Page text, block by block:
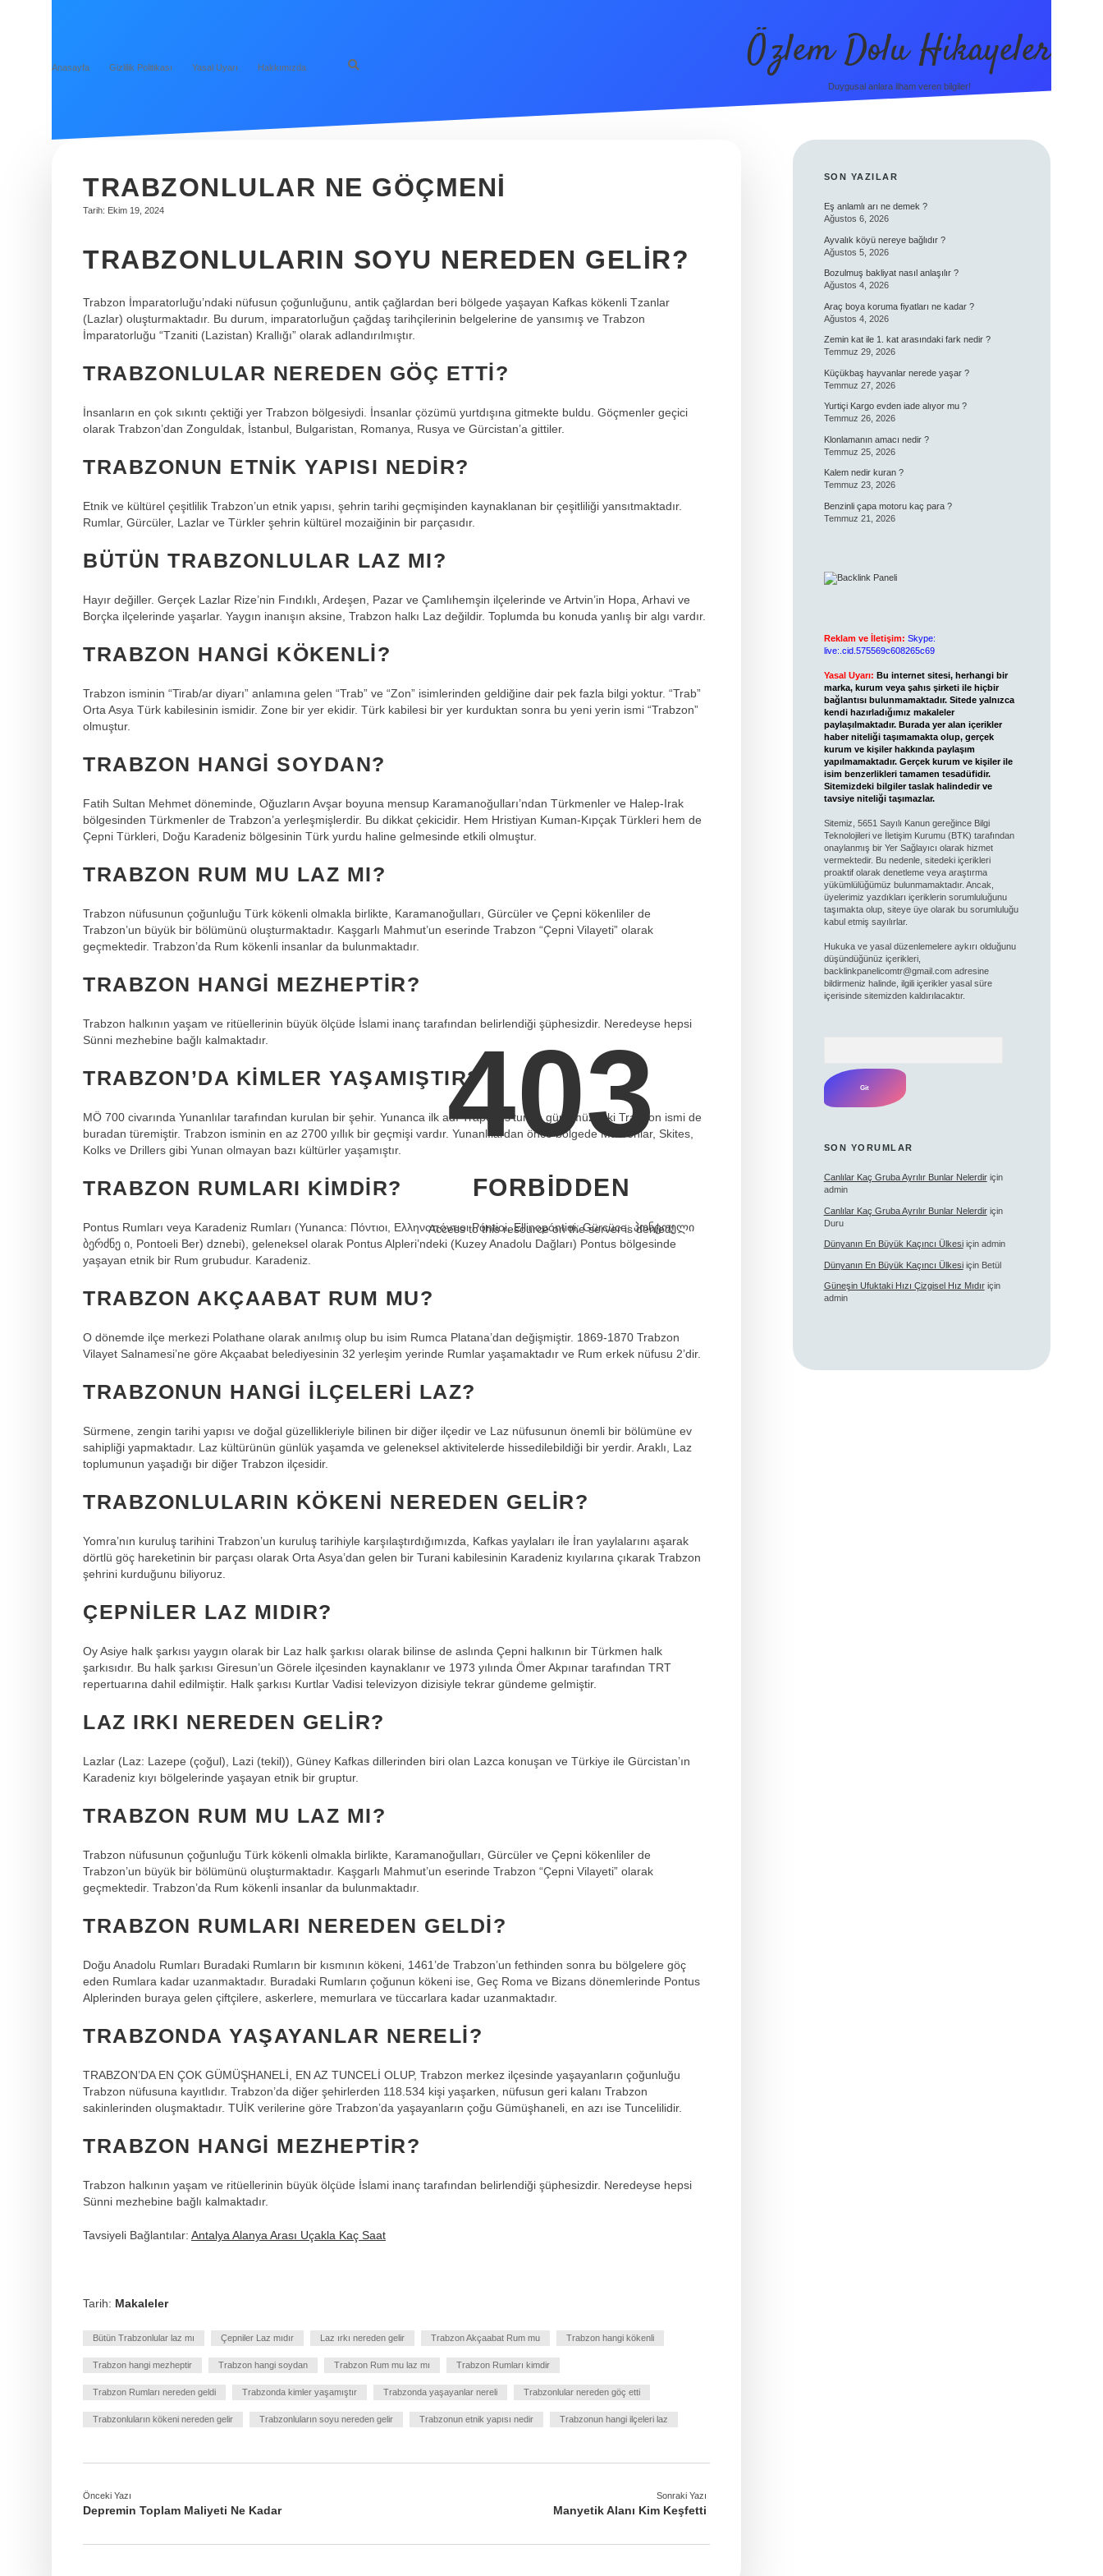
Anasayfa Gizlilik Politikası Yasal Uyarı Hakkımızda Özlem Dolu Hikayeler
Duygusal anlara ilham veren bilgiler!
TRABZONLULAR NE GÖÇMENI
Tarih: Ekim 19, 2024
TRABZONLULARIN SOYU NEREDEN GELIR?
Trabzon İmparatorluğu’ndaki nüfusun çoğunluğunu, antik çağlardan beri bölgede yaşayan Kafkas kökenli Tzanlar
(Lazlar) oluşturmaktadır. Bu durum, imparatorluğun çağdaş tarihçilerinin belgelerine de yansımış ve Trabzon
İmparatorluğu “Tzaniti (Lazistan) Krallığı” olarak adlandırılmıştır.
TRABZONLULAR NEREDEN GÖÇ ETTI?
İnsanların en çok sıkıntı çektiği yer Trabzon bölgesiydi. İnsanlar çözümü yurtdışına gitmekte buldu. Göçmenler geçici
olarak Trabzon’dan Zonguldak, İstanbul, Bulgaristan, Romanya, Rusya ve Gürcistan’a gittiler.
TRABZONUN ETNIK YAPISI NEDIR?
Etnik ve kültürel çeşitlilik Trabzon’un etnik yapısı, şehrin tarihi geçmişinden kaynaklanan bir çeşitliliği yansıtmaktadır.
Rumlar, Gürcüler, Lazlar ve Türkler şehrin kültürel mozaiğinin bir parçasıdır.
BÜTÜN TRABZONLULAR LAZ MI?
Hayır değiller. Gerçek Lazlar Rize’nin Fındıklı, Ardeşen, Pazar ve Çamlıhemşin ilçelerinde ve Artvin’in Hopa, Arhavi ve
Borçka ilçelerinde yaşarlar. Yaygın inanışın aksine, Trabzon halkı Laz değildir. Toplumda bu konuda yanlış bir algı vardır.
TRABZON HANGI KÖKENLI?
Trabzon isminin “Tirab/ar diyarı” anlamına gelen “Trab” ve “Zon” isimlerinden geldiğine dair pek fazla bilgi yoktur. “Trab”
Orta Asya Türk kabilesinin ismidir. Zone bir yer ekidir. Türk kabilesi bir yer kurduktan sonra bu yeni yerin ismi “Trabzon”
olmuştur.
TRABZON HANGI SOYDAN?
Fatih Sultan Mehmet döneminde, Oğuzların Avşar boyuna mensup Karamanoğulları’ndan Türkmenler ve Halep-Irak
bölgesinden Türkmenler de Trabzon’a yerleşmişlerdir. Bu dikkat çekicidir. Hem Hristiyan Kuman-Kıpçak Türkleri hem de
Çepni Türkleri, Doğu Karadeniz bölgesinin Türk yurdu haline gelmesinde etkili olmuştur.
TRABZON RUM MU LAZ MI?
Trabzon nüfusunun çoğunluğu Türk kökenli olmakla birlikte, Karamanoğulları, Gürcüler ve Çepni kökenliler de
Trabzon’un büyük bir bölümünü oluşturmaktadır. Kaşgarlı Mahmut’un eserinde Trabzon “Çepni Vilayeti” olarak
geçmektedir. Trabzon’da Rum kökenli insanlar da bulunmaktadır.
TRABZON HANGI MEZHEPTIR?
Trabzon halkının yaşam ve ritüellerinin büyük ölçüde İslami inanç tarafından belirlendiği şüphesizdir. Neredeyse hepsi
Sünni mezhebine bağlı kalmaktadır.
TRABZON’DA KIMLER YAŞAMIŞTIR?
MÖ 700 civarında Yunanlılar tarafından kurulan bir şehir. Yunanca ilk adı Trapezus’tur ve günümüzdeki Trabzon ismi de
buradan türemiştir. Trabzon isminin en az 2700 yıllık bir geçmişi vardır. Yunanlılardan önce bölgede Macronlar, Skites,
Kolks ve Drillers gibi Yunan olmayan bazı kültürler yaşamıştır.
TRABZON RUMLARI KIMDIR?
Pontus Rumları veya Karadeniz Rumları (Yunanca: Πόντιοι, Ελληνοπόντιοι Póntioi, Ellinopóntioi; Gürcüce: პონტოელი
ბერძნე ი, Pontoeli Ber) dznebi), geleneksel olarak Pontus Alpleri’ndeki (Kuzey Anadolu Dağları) Pontus bölgesinde
yaşayan etnik bir Rum grubudur. Karadeniz.
TRABZON AKÇAABAT RUM MU?
O dönemde ilçe merkezi Polathane olarak anılmış olup bu isim Rumca Platana’dan değişmiştir. 1869-1870 Trabzon
Vilayet Salnamesi’ne göre Akçaabat belediyesinin 32 yerleşim yerinde Rumlar yaşamaktadır ve Rum erkek nüfusu 2’dir.
TRABZONUN HANGI ILÇELERI LAZ?
Sürmene, zengin tarihi yapısı ve doğal güzellikleriyle bilinen bir diğer ilçedir ve Laz nüfusunun önemli bir bölümüne ev
sahipliği yapmaktadır. Laz kültürünün günlük yaşamda ve geleneksel aktivitelerde hissedilebildiği bir yerdir. Araklı, Laz
toplumunun yaşadığı bir diğer Trabzon ilçesidir.
TRABZONLULARIN KÖKENI NEREDEN GELIR?
Yomra’nın kuruluş tarihini Trabzon’un kuruluş tarihiyle karşılaştırdığımızda, Kafkas yaylaları ile İran yaylalarını aşarak
dörtlü göç hareketinin bir parçası olarak Orta Asya’dan gelen bir Turani kabilesinin Karadeniz kıyılarına çıkarak Trabzon
şehrini kurduğunu biliyoruz.
ÇEPNILER LAZ MIDIR?
Oy Asiye halk şarkısı yaygın olarak bir Laz halk şarkısı olarak bilinse de aslında Çepni halkının bir Türkmen halk
şarkısıdır. Bu halk şarkısı Giresun’un Görele ilçesinden kaynaklanır ve 1973 yılında Ömer Akpınar tarafından TRT
repertuarına dahil edilmiştir. Halk şarkısı Kurtlar Vadisi televizyon dizisiyle tekrar gündeme gelmiştir.
LAZ IRKI NEREDEN GELIR?
Lazlar (Laz: Lazepe (çoğul), Lazi (tekil)), Güney Kafkas dillerinden biri olan Lazca konuşan ve Türkiye ile Gürcistan’ın
Karadeniz kıyı bölgelerinde yaşayan etnik bir gruptur.
TRABZON RUM MU LAZ MI?
Trabzon nüfusunun çoğunluğu Türk kökenli olmakla birlikte, Karamanoğulları, Gürcüler ve Çepni kökenliler de
Trabzon’un büyük bir bölümünü oluşturmaktadır. Kaşgarlı Mahmut’un eserinde Trabzon “Çepni Vilayeti” olarak
geçmektedir. Trabzon’da Rum kökenli insanlar da bulunmaktadır.
TRABZON RUMLARI NEREDEN GELDI?
Doğu Anadolu Rumları Buradaki Rumların bir kısmının kökeni, 1461’de Trabzon’un fethinden sonra bu bölgelere göç
eden Rumlara kadar uzanmaktadır. Buradaki Rumların çoğunun kökeni ise, Geç Roma ve Bizans dönemlerinde Pontus
Alplerinden buraya gelen çiftçilere, askerlere, memurlara ve tüccarlara kadar uzanmaktadır.
TRABZONDA YAŞAYANLAR NERELI?
TRABZON’DA EN ÇOK GÜMÜŞHANELİ, EN AZ TUNCELİ OLUP, Trabzon merkez ilçesinde yaşayanların çoğunluğu
Trabzon nüfusuna kayıtlıdır. Trabzon’da diğer şehirlerden 118.534 kişi yaşarken, nüfusun geri kalanı Trabzon
sakinlerinden oluşmaktadır. TUİK verilerine göre Trabzon’da yaşayanların çoğu Gümüşhaneli, en azı ise Tuncelilidir.
TRABZON HANGI MEZHEPTIR?
Trabzon halkının yaşam ve ritüellerinin büyük ölçüde İslami inanç tarafından belirlendiği şüphesizdir. Neredeyse hepsi
Sünni mezhebine bağlı kalmaktadır.
Tavsiyeli Bağlantılar: Antalya Alanya Arası Uçakla Kaç Saat
Tarih: Makaleler
Bütün Trabzonlular laz mı Çepniler Laz mıdır Laz ırkı nereden gelir Trabzon Akçaabat Rum mu Trabzon hangi kökenli
Trabzon hangi mezheptir Trabzon hangi soydan Trabzon Rum mu laz mı Trabzon Rumları kimdir
Trabzon Rumları nereden geldi Trabzonda kimler yaşamıştır Trabzonda yaşayanlar nereli Trabzonlular nereden göç etti
Trabzonluların kökeni nereden gelir Trabzonluların soyu nereden gelir Trabzonun etnik yapısı nedir Trabzonun hangi ilçeleri laz
Önceki Yazı
Depremin Toplam Maliyeti Ne Kadar
Sonraki Yazı
Manyetik Alanı Kim Keşfetti
SIDEBAR
SON YAZILAR
Eş anlamlı arı ne demek ?
Ağustos 6, 2026
Ayvalık köyü nereye bağlıdır ?
Ağustos 5, 2026
Bozulmuş bakliyat nasıl anlaşılır ?
Ağustos 4, 2026
Araç boya koruma fiyatları ne kadar ?
Ağustos 4, 2026
Zemin kat ile 1. kat arasındaki fark nedir ?
Temmuz 29, 2026
Küçükbaş hayvanlar nerede yaşar ?
Temmuz 27, 2026
Yurtiçi Kargo evden iade alıyor mu ?
Temmuz 26, 2026
Klonlamanın amacı nedir ?
Temmuz 25, 2026
Kalem nedir kuran ?
Temmuz 23, 2026
Benzinli çapa motoru kaç para ?
Temmuz 21, 2026
Reklam ve İletişim: Skype:
live:.cid.575569c608265c69
Yasal Uyarı: Bu internet sitesi, herhangi bir
marka, kurum veya şahıs şirketi ile hiçbir
bağlantısı bulunmamaktadır. Sitede yalnızca
kendi hazırladığımız makaleler
paylaşılmaktadır. Burada yer alan içerikler
haber niteliği taşımamakta olup, gerçek
kurum ve kişiler hakkında paylaşım
yapılmamaktadır. Gerçek kurum ve kişiler ile
isim benzerlikleri tamamen tesadüfidir.
Sitemizdeki bilgiler taslak halindedir ve
tavsiye niteliği taşımazlar.
Sitemiz, 5651 Sayılı Kanun gereğince Bilgi
Teknolojileri ve İletişim Kurumu (BTK) tarafından
onaylanmış bir Yer Sağlayıcı olarak hizmet
vermektedir. Bu nedenle, sitedeki içerikleri
proaktif olarak denetleme veya araştırma
yükümlülüğümüz bulunmamaktadır. Ancak,
üyelerimiz yazdıkları içeriklerin sorumluluğunu
taşımakta olup, siteye üye olarak bu sorumluluğu
kabul etmiş sayılırlar.
Hukuka ve yasal düzenlemelere aykırı olduğunu
düşündüğünüz içerikleri,
backlinkpanelicomtr@gmail.comadresine
bildirmeniz halinde, ilgili içerikler yasal süre
içerisinde sitemizden kaldırılacaktır.
SON YORUMLAR
Canlılar Kaç Gruba Ayrılır Bunlar Nelerdiriçin
admin
Canlılar Kaç Gruba Ayrılır Bunlar Nelerdiriçin
Duru
Dünyanın En Büyük Kaçıncı Ülkesiiçin admin
Dünyanın En Büyük Kaçıncı Ülkesiiçin Betül
Güneşin Ufuktaki Hızı Çizgisel Hız Mıdıriçin
admin
403
FORBIDDEN
Access to this resource on the server is denied!